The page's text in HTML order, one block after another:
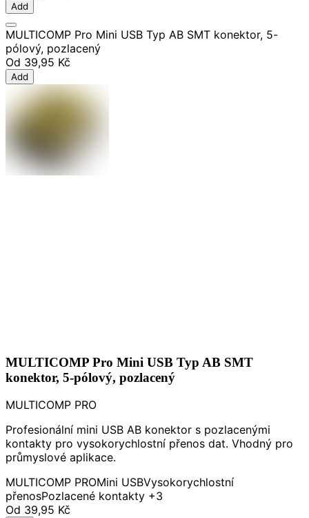
Add
MULTICOMP Pro Mini USB Typ AB SMT konektor, 5-
pólový, pozlacený
Od 39,95 Kč
Add
MULTICOMP Pro Mini USB Typ AB SMT
konektor, 5-pólový, pozlacený
MULTICOMP PRO
Profesionální mini USB AB konektor s pozlacenými
kontakty pro vysokorychlostní přenos dat. Vhodný pro
průmyslové aplikace.
MULTICOMP PROMini USBVysokorychlostní
přenosPozlacené kontakty +3
Od 39,95 Kč